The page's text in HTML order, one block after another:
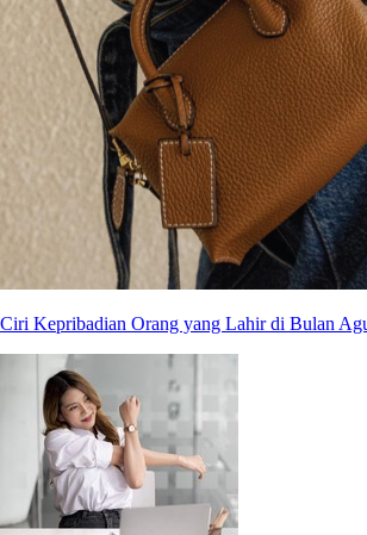
Ciri Kepribadian Orang yang Lahir di Bulan